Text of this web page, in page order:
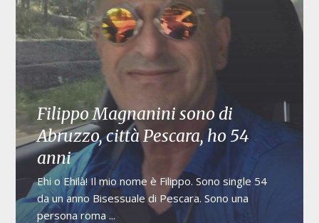
Filippo Magnanini sono di
Abruzzo, città Pescara, ho 54
anni
Ehi o Ehilà! Il mio nome è Filippo. Sono single 54
da un anno Bisessuale di Pescara. Sono una
persona roma ...